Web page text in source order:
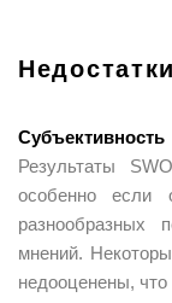
Субъективность
Результаты
особенно если
разнообразных
мнений.
недооценены, что